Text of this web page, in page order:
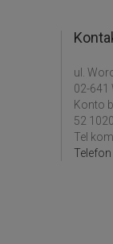
ul.
02-641
Konto
52
Tel
Telefon